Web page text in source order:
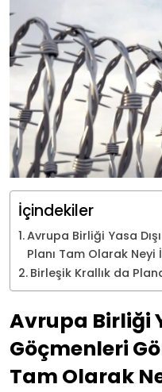
İçindekiler
Avrupa Birliği Yasa
Planı Tam Olarak Neyi
Birleşik Krallık da
Avrupa Birliği
Göçmenleri
Tam Olarak